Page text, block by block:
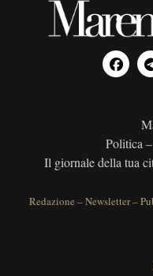
Politica
Il giornale della tua
Redazione –Newsletter–